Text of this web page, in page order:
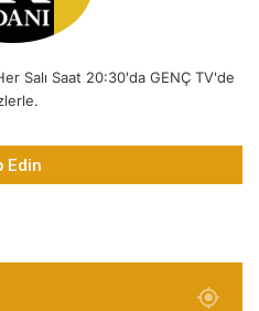
Salı Saat 20:30'da GENÇ TV'de
Edin